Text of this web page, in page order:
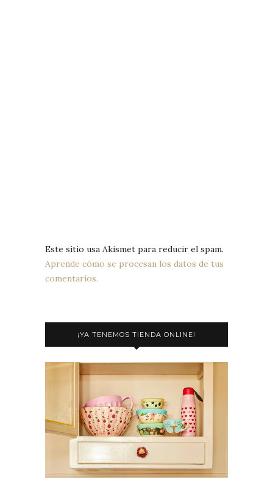
Este sitio usa Akismet para reducir el spam.
Aprende cómo se procesan los datos de tus
comentarios.
¡YA TENEMOS TIENDA ONLINE!